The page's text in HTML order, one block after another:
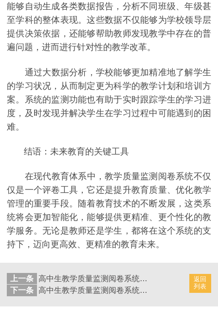
能够自动生成各类数据报告，分析不同班级、年级甚
至学科的整体表现。这些数据不仅能够为学校领导层
提供决策依据，还能够帮助教师发现教学中存在的普
遍问题，进而进行针对性的教学改革。
通过大数据分析，学校能够更加精准地了解学生
的学习状况，从而制定更为科学的教学计划和培训方
案。系统的监测功能也有助于实时跟踪学生的学习进
度，及时发现并解决学生在学习过程中可能遇到的困
难。
结语：未来教育的关键工具
在现代教育体系中，教学质量监测阅卷系统不仅
仅是一个评卷工具，它还是提升教育质量、优化教学
管理的重要手段。随着教育技术的不断发展，这类系
统将会更加智能化，能够提供更精准、更个性化的教
学服务。无论是教师还是学生，都将在这个系统的支
持下，迈向更高效、更精准的教育未来。
返回
列表
上一条
高中生教学质量监测阅卷系统：加速学生考试成绩发布的新途径
下一条
高中生教学质量监测阅卷系统：加速学生试卷评阅的新途径